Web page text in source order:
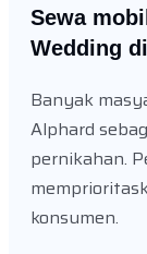
Sewa
Wedding
Banyak
Alphard
pernikahan.
konsumen.